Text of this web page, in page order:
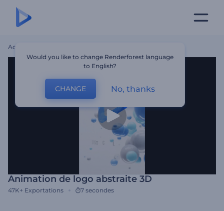
Accueil
Animation de logo abstraite 3D
47K+ Exportations 7 secondes
Would you like to change Renderforest language
to English?
CHANGE No, thanks